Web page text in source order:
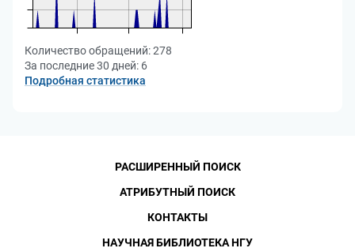
Количество обращений:278
За последние 30 дней: 6
Подробная статистика
РАСШИРЕННЫЙ ПОИСК
АТРИБУТНЫЙ ПОИСК
КОНТАКТЫ
НАУЧНАЯ БИБЛИОТЕКА НГУ